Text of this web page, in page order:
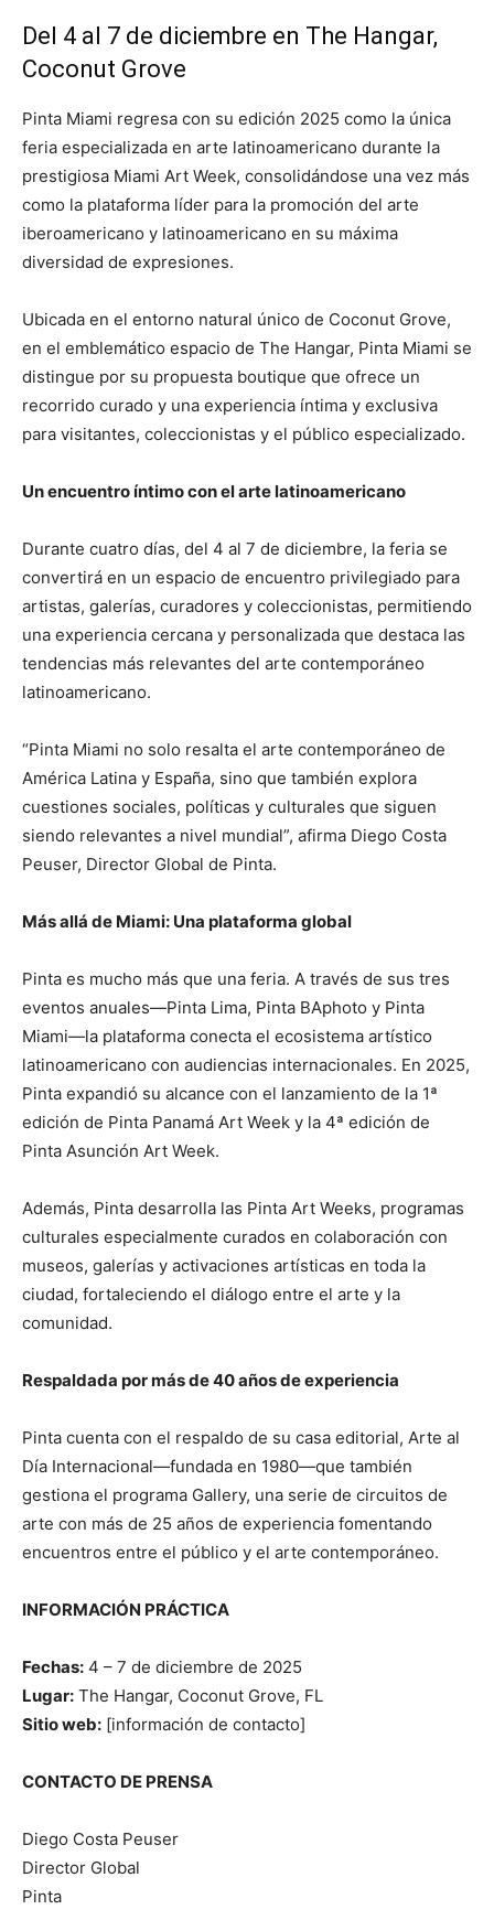
Del 4 al 7 de diciembre en The Hangar,
Coconut Grove
Pinta Miami regresa con su edición 2025 como la única
feria especializada en arte latinoamericano durante la
prestigiosa Miami Art Week, consolidándose una vez más
como la plataforma líder para la promoción del arte
iberoamericano y latinoamericano en su máxima
diversidad de expresiones.
Ubicada en el entorno natural único de Coconut Grove,
en el emblemático espacio de The Hangar, Pinta Miami se
distingue por su propuesta boutique que ofrece un
recorrido curado y una experiencia íntima y exclusiva
para visitantes, coleccionistas y el público especializado.
Un encuentro íntimo con el arte latinoamericano
Durante cuatro días, del 4 al 7 de diciembre, la feria se
convertirá en un espacio de encuentro privilegiado para
artistas, galerías, curadores y coleccionistas, permitiendo
una experiencia cercana y personalizada que destaca las
tendencias más relevantes del arte contemporáneo
latinoamericano.
“Pinta Miami no solo resalta el arte contemporáneo de
América Latina y España, sino que también explora
cuestiones sociales, políticas y culturales que siguen
siendo relevantes a nivel mundial”, afirma Diego Costa
Peuser, Director Global de Pinta.
Más allá de Miami: Una plataforma global
Pinta es mucho más que una feria. A través de sus tres
eventos anuales—Pinta Lima, Pinta BAphoto y Pinta
Miami—la plataforma conecta el ecosistema artístico
latinoamericano con audiencias internacionales. En 2025,
Pinta expandió su alcance con el lanzamiento de la 1ª
edición de Pinta Panamá Art Week y la 4ª edición de
Pinta Asunción Art Week.
Además, Pinta desarrolla las Pinta Art Weeks, programas
culturales especialmente curados en colaboración con
museos, galerías y activaciones artísticas en toda la
ciudad, fortaleciendo el diálogo entre el arte y la
comunidad.
Respaldada por más de 40 años de experiencia
Pinta cuenta con el respaldo de su casa editorial, Arte al
Día Internacional—fundada en 1980—que también
gestiona el programa Gallery, una serie de circuitos de
arte con más de 25 años de experiencia fomentando
encuentros entre el público y el arte contemporáneo.
INFORMACIÓN PRÁCTICA
Fechas: 4 – 7 de diciembre de 2025
Lugar: The Hangar, Coconut Grove, FL
Sitio web: [información de contacto]
CONTACTO DE PRENSA
Diego Costa Peuser
Director Global
Pinta